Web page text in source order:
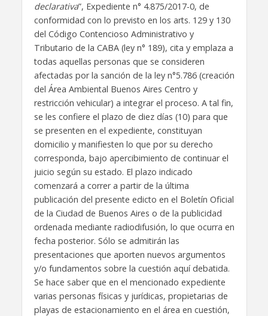
declarativa”, Expediente n° 4.875/2017-0, de
conformidad con lo previsto en los arts. 129 y 130
del Código Contencioso Administrativo y
Tributario de la CABA (ley n° 189), cita y emplaza a
todas aquellas personas que se consideren
afectadas por la sanción de la ley n°5.786 (creación
del Área Ambiental Buenos Aires Centro y
restricción vehicular) a integrar el proceso. A tal fin,
se les confiere el plazo de diez días (10) para que
se presenten en el expediente, constituyan
domicilio y manifiesten lo que por su derecho
corresponda, bajo apercibimiento de continuar el
juicio según su estado. El plazo indicado
comenzará a correr a partir de la última
publicación del presente edicto en el Boletín Oficial
de la Ciudad de Buenos Aires o de la publicidad
ordenada mediante radiodifusión, lo que ocurra en
fecha posterior. Sólo se admitirán las
presentaciones que aporten nuevos argumentos
y/o fundamentos sobre la cuestión aquí debatida.
Se hace saber que en el mencionado expediente
varias personas físicas y jurídicas, propietarias de
playas de estacionamiento en el área en cuestión,